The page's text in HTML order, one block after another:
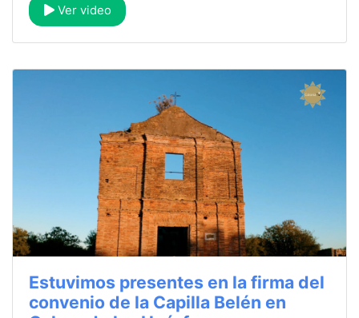
Ver video
Estuvimos presentes en la firma del
convenio de la Capilla Belén en